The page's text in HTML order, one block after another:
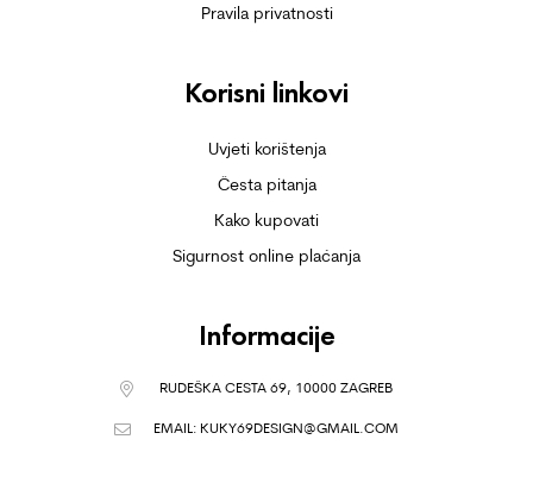
Pravila privatnosti
Korisni linkovi
Uvjeti korištenja
Česta pitanja
Kako kupovati
Sigurnost online plaćanja
Informacije
RUDEŠKA CESTA 69, 10000 ZAGREB
EMAIL: KUKY69DESIGN@GMAIL.COM